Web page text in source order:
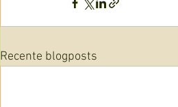
Recente blogposts